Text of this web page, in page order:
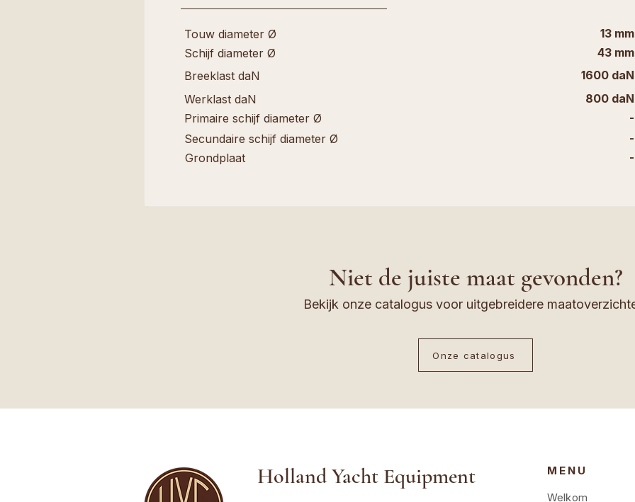
Touw diameter Ø
Schijf diameter Ø
Breeklast daN
Werklast daN
Primaire schijf diameter Ø
Secundaire schijf diameter Ø
Grondplaat
13 mm
43 mm
1600 daN
800 daN
-
-
-
Niet de juiste maat gevonden?
Bekijk onze catalogus voor uitgebreidere
Onze catalogus
Holland Yacht Equipment
MENU
Welkom